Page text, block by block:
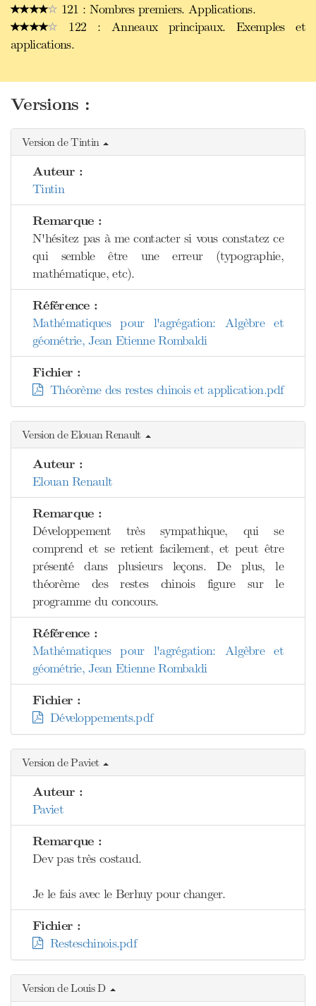
121 : Nombres premiers. Applications.
122 : Anneaux principaux. Exemples et
applications.
Versions :
Version de Tintin
Auteur :
Tintin
Remarque :
N'hésitez pas à me contacter si vous constatez ce
qui semble être une erreur (typographie,
mathématique, etc).
Référence :
Mathématiques pour l'agrégation: Algèbre et
géométrie, Jean Etienne Rombaldi
Fichier :
Théorème des restes chinois et application.pdf
Version de Elouan Renault
Auteur :
Elouan Renault
Remarque :
Développement très sympathique, qui se
comprend et se retient facilement, et peut être
présenté dans plusieurs leçons. De plus, le
théorème des restes chinois figure sur le
programme du concours.
Référence :
Mathématiques pour l'agrégation: Algèbre et
géométrie, Jean Etienne Rombaldi
Fichier :
Développements.pdf
Version de Paviet
Auteur :
Paviet
Remarque :
Dev pas très costaud.
Je le fais avec le Berhuy pour changer.
Fichier :
Resteschinois.pdf
Version de Louis D